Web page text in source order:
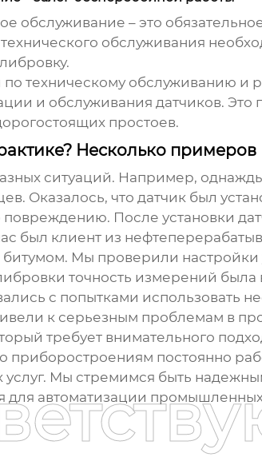
обслуживание – это
обслуживания
техническому обслуживанию и
и обслуживания датчиков.
простоев.
Несколько примеров
ситуаций. Например,
Оказалось, что датчик был
повреждению. После установки
был клиент из
битумом. Мы проверили настройки
точность измерений была
с попытками использовать
к серьезным проблемам в
требует внимательного
постоянно
услуг. Мы стремимся быть
автоматизации